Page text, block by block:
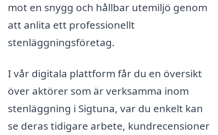
mot en snygg och hållbar utemiljö genom
att anlita ett professionellt
stenläggningsföretag.
I vår digitala plattform får du en översikt
över aktörer som är verksamma inom
stenläggning i Sigtuna, var du enkelt kan
se deras tidigare arbete, kundrecensioner